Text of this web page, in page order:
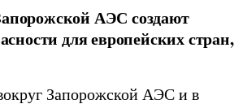
АЭС создают
для европейских стран,
Запорожской АЭС и в